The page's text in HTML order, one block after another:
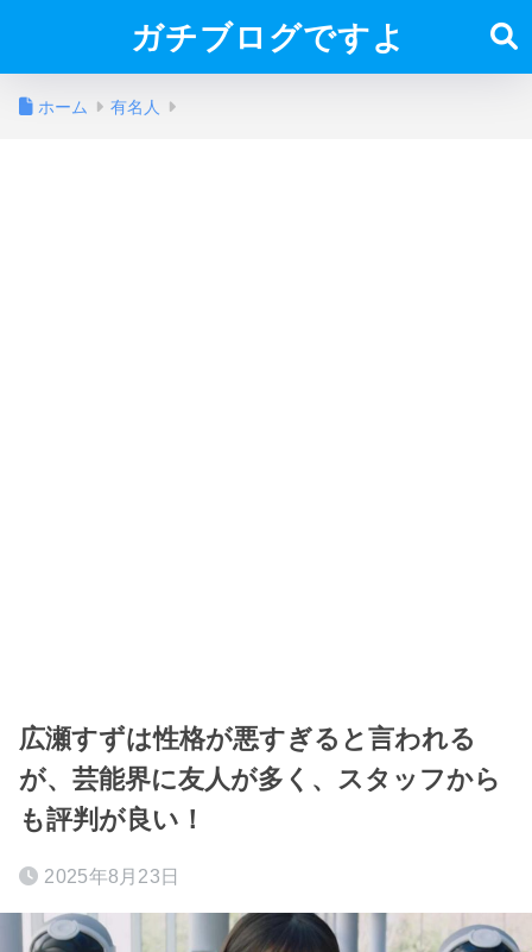
ガチブログですよ
ホーム 有名人
広瀬すずは性格が悪すぎると言われる
が、芸能界に友人が多く、スタッフから
も評判が良い！
2025年8月23日